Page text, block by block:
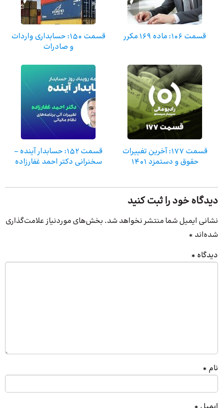
قسمت 106: ماده 169 مکرر
قسمت ۱۵۰: حسابداری واردات
و صادرات
قسمت ۱۷۷: آخرین تغییرات
حقوق و دستمزد ۱۴۰۱
قسمت ۱۵۲: حسابدار آینده –
سخنرانی دکتر احمد غفارزاده
دیدگاه خود را ثبت کنید
نشانی ایمیل شما منتشر نخواهد شد. بخش‌های موردنیاز علامت‌گذاری
شده‌اند *
دیدگاه *
نام *